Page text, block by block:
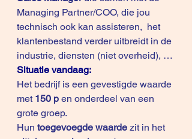
Managing Partner/COO, die jou
technisch ook kan assisteren,  het
klantenbestand verder uitbreidt in de
industrie, diensten (niet overheid), …
Situatie vandaag:
Het bedrijf is een gevestigde waarde
met 150 p en onderdeel van een
grote groep.
Hun toegevoegde waarde zit in het